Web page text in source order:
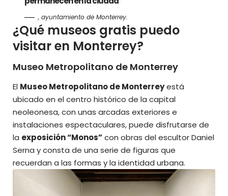
, ayuntamiento de Monterrey.
¿Qué museos gratis puedo
visitar en Monterrey?
Museo Metropolitano de Monterrey
El Museo Metropolitano de Monterreyestá
ubicado en el centro histórico de la capital
neoleonesa, con unas arcadas exteriores e
instalaciones espectaculares, puede disfrutarse de
la exposición “Monos”con obras del escultor Daniel
Serna y consta de una serie de figuras que
recuerdan a las formas y la identidad urbana.